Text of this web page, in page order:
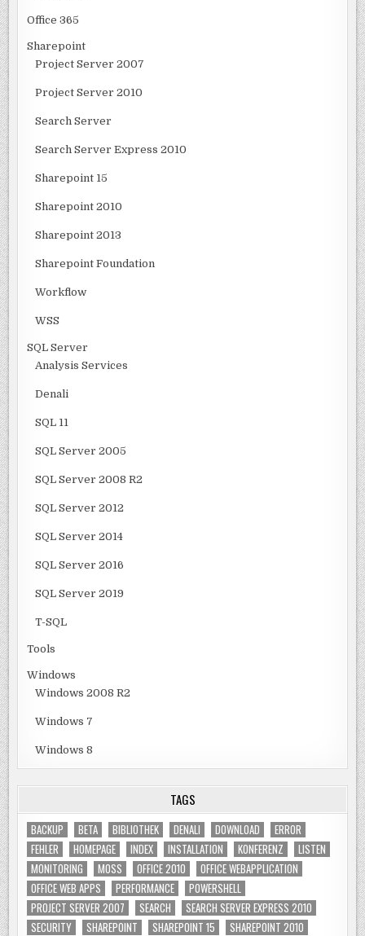
Office 365
Sharepoint
Project Server 2007
Project Server 2010
Search Server
Search Server Express 2010
Sharepoint 15
Sharepoint 2010
Sharepoint 2013
Sharepoint Foundation
Workflow
WSS
SQL Server
Analysis Services
Denali
SQL 11
SQL Server 2005
SQL Server 2008 R2
SQL Server 2012
SQL Server 2014
SQL Server 2016
SQL Server 2019
T-SQL
Tools
Windows
Windows 2008 R2
Windows 7
Windows 8
TAGS
BACKUP BETA BIBLIOTHEK DENALI DOWNLOAD
ERROR
FEHLER
HOMEPAGE INDEX INSTALLATION KONFERENZ
LISTEN
MONITORING
MOSS OFFICE 2010
OFFICE WEBAPPLICATION
OFFICE WEB APPS
PERFORMANCE
POWERSHELL
PROJECT SERVER 2007
SEARCH
SEARCH SERVER EXPRESS 2010
SECURITY
SHAREPOINT SHAREPOINT 15
SHAREPOINT 2010